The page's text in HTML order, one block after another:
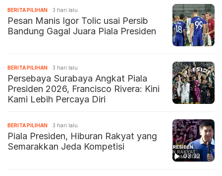
BERITA PILIHAN 3 hari lalu
Pesan Manis Igor Tolic usai Persib
Bandung Gagal Juara Piala Presiden
BERITA PILIHAN 3 hari lalu
Persebaya Surabaya Angkat Piala
Presiden 2026, Francisco Rivera: Kini
Kami Lebih Percaya Diri
03:32
BERITA PILIHAN 3 hari lalu
Piala Presiden, Hiburan Rakyat yang
Semarakkan Jeda Kompetisi